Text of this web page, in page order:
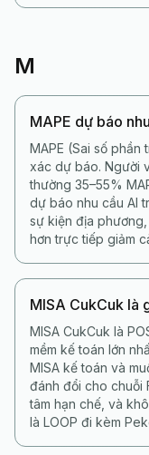
M
MAPE dự báo
MAPE (Sai số
xác dự báo. Người
thường 35–55%
dự báo nhu cầu AI
sự kiện địa phương,
hơn trực tiếp giảm
MISA CukCuk là
MISA CukCuk là
mềm kế toán lớn
MISA kế toán và
đánh đổi cho chuỗi
tâm hạn chế, và
là LOOP đi kèm